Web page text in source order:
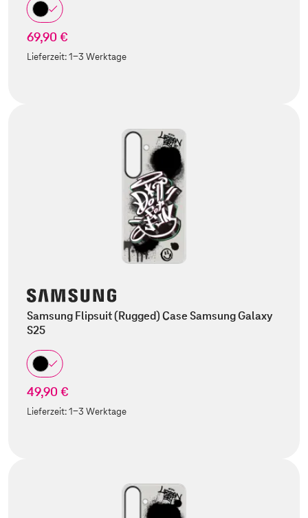
69,90 €
Lieferzeit:1-3 Werktage
Samsung Flipsuit (Rugged) Case Samsung Galaxy
S25
49,90 €
Lieferzeit:1-3 Werktage